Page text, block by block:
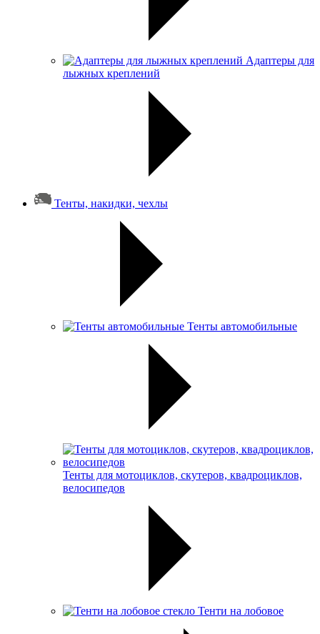
Адаптеры для
лыжных креплений
Тенты, накидки, чехлы
Тенты автомобильные
Тенты для мотоциклов, скутеров, квадроциклов,
велосипедов
Тенти на лобовое